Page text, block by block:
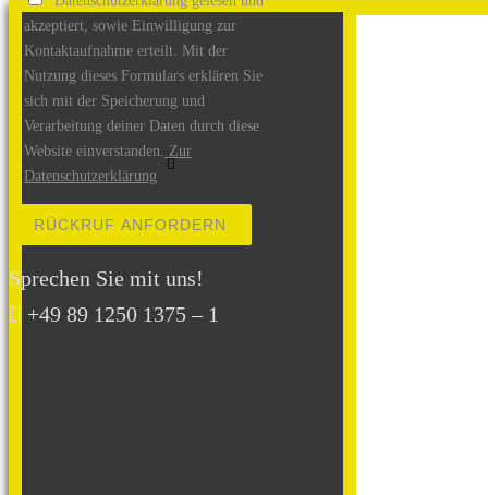
akzeptiert, sowie Einwilligung zur
Kontaktaufnahme erteilt. Mit der
Nutzung dieses Formulars erklären Sie
sich mit der Speicherung und
Verarbeitung deiner Daten durch diese
Website einverstanden.
Zur
Datenschutzerklärung
Bitte lasse dieses Feld leer.
Sprechen Sie mit uns!
+49 89 1250 1375 – 1